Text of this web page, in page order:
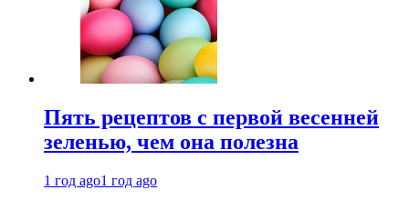
Пять рецептов с первой весенней
зеленью, чем она полезна
1 год ago1 год ago